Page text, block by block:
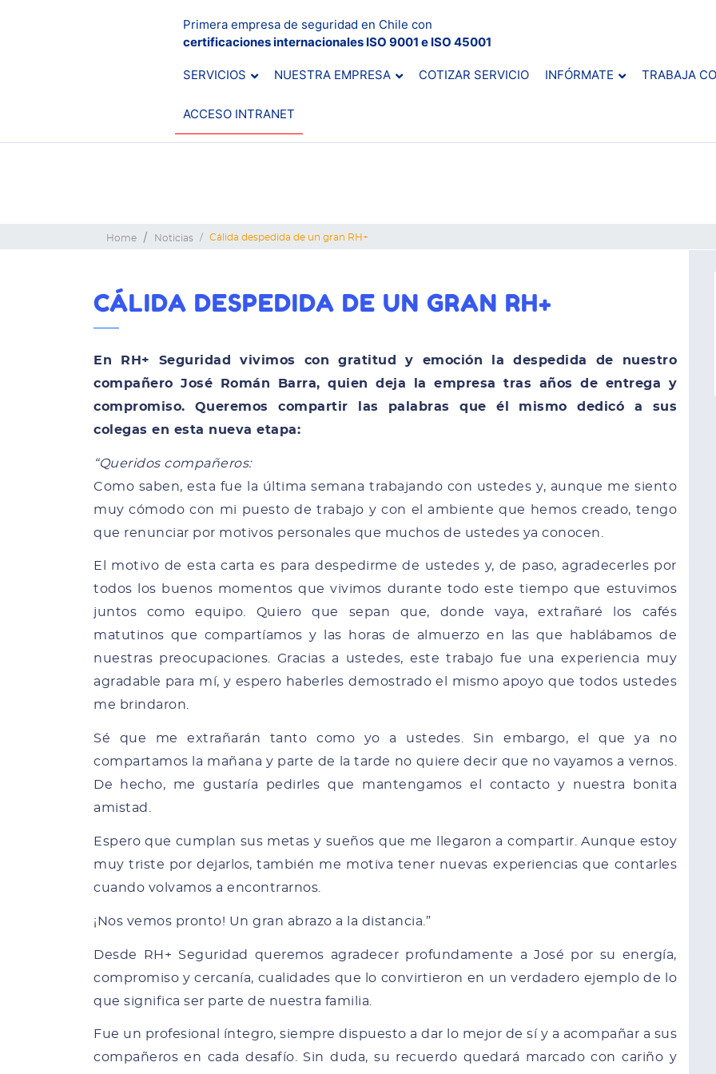
Primera empresa de seguridad en Chile con
certificaciones internacionales ISO 9001 e ISO 45001
SERVICIOS NUESTRA EMPRESA COTIZAR SERVICIO INFÓRMATE TRABAJA
ACCESO INTRANET
Home Noticias Cálida despedida de un gran RH+
CÁLIDA DESPEDIDA DE UN GRAN RH+
En RH+ Seguridad vivimos con gratitud y emoción la despedida de nuestro
compañero José Román Barra, quien deja la empresa tras años de entrega y
compromiso. Queremos compartir las palabras que él mismo dedicó a sus
colegas en esta nueva etapa:
“Queridos compañeros:
Como saben, esta fue la última semana trabajando con ustedes y, aunque me siento
muy cómodo con mi puesto de trabajo y con el ambiente que hemos creado, tengo
que renunciar por motivos personales que muchos de ustedes ya conocen.
El motivo de esta carta es para despedirme de ustedes y, de paso, agradecerles por
todos los buenos momentos que vivimos durante todo este tiempo que estuvimos
juntos como equipo. Quiero que sepan que, donde vaya, extrañaré los cafés
matutinos que compartíamos y las horas de almuerzo en las que hablábamos de
nuestras preocupaciones. Gracias a ustedes, este trabajo fue una experiencia muy
agradable para mí, y espero haberles demostrado el mismo apoyo que todos ustedes
me brindaron.
Sé que me extrañarán tanto como yo a ustedes. Sin embargo, el que ya no
compartamos la mañana y parte de la tarde no quiere decir que no vayamos a vernos.
De hecho, me gustaría pedirles que mantengamos el contacto y nuestra bonita
amistad.
Espero que cumplan sus metas y sueños que me llegaron a compartir. Aunque estoy
muy triste por dejarlos, también me motiva tener nuevas experiencias que contarles
cuando volvamos a encontrarnos.
¡Nos vemos pronto! Un gran abrazo a la distancia.”
Desde RH+ Seguridad queremos agradecer profundamente a José por su energía,
compromiso y cercanía, cualidades que lo convirtieron en un verdadero ejemplo de lo
que significa ser parte de nuestra familia.
Fue un profesional íntegro, siempre dispuesto a dar lo mejor de sí y a acompañar a sus
compañeros en cada desafío. Sin duda, su recuerdo quedará marcado con cariño y